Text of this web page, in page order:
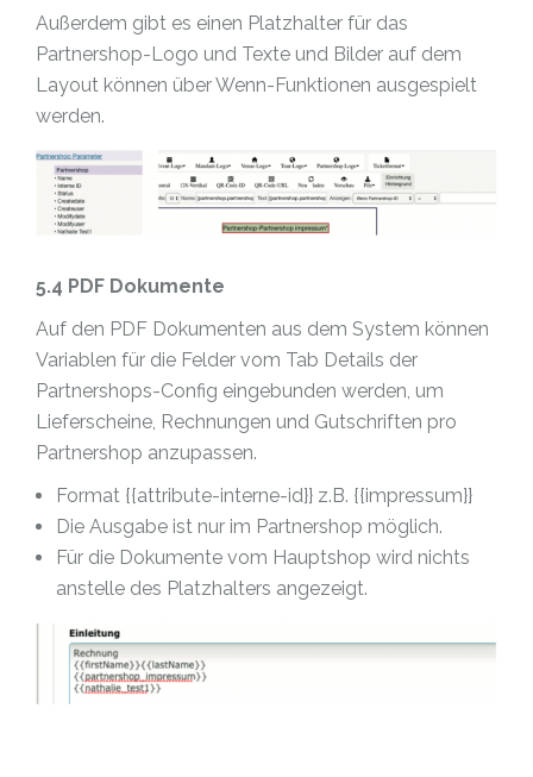
Außerdem gibt es einen Platzhalter für das
Partnershop-Logo und Texte und Bilder auf dem
Layout können über Wenn-Funktionen ausgespielt
werden.
5.4 PDF Dokumente
Auf den PDF Dokumenten aus dem System können
Variablen für die Felder vom Tab Details der
Partnershops-Config eingebunden werden, um
Lieferscheine, Rechnungen und Gutschriften pro
Partnershop anzupassen.
Format {{attribute-interne-id}} z.B. {{impressum}}
Die Ausgabe ist nur im Partnershop möglich.
Für die Dokumente vom Hauptshop wird nichts
anstelle des Platzhalters angezeigt.